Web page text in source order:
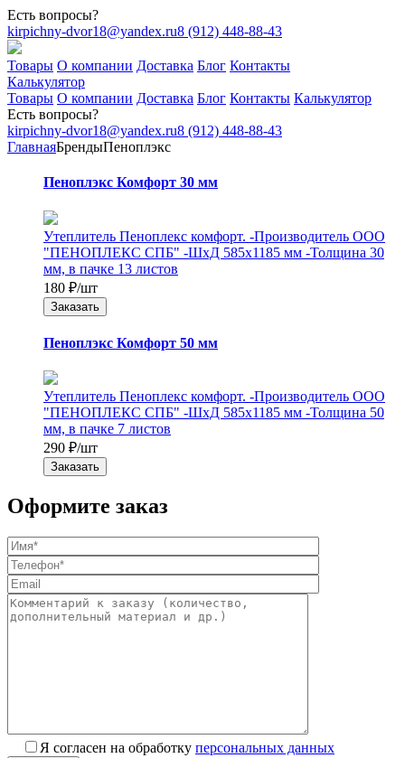
Есть вопросы?
kirpichny-dvor18@yandex.ru8 (912) 448-88-43
Товары О компании Доставка Блог Контакты
Калькулятор
Товары О компании Доставка Блог Контакты Калькулятор
Есть вопросы?
kirpichny-dvor18@yandex.ru8 (912) 448-88-43
ГлавнаяБрендыПеноплэкс
Пеноплэкс Комфорт 30 мм
Утеплитель Пеноплекс комфорт. -Производитель ООО
"ПЕНОПЛЕКС СПБ" -ШхД 585х1185 мм -Толщина 30
мм, в пачке 13 листов
180 ₽/шт
Заказать
Пеноплэкс Комфорт 50 мм
Утеплитель Пеноплекс комфорт. -Производитель ООО
"ПЕНОПЛЕКС СПБ" -ШхД 585х1185 мм -Толщина 50
мм, в пачке 7 листов
290 ₽/шт
Заказать
Оформите заказ
Я согласен на обработку персональных данных